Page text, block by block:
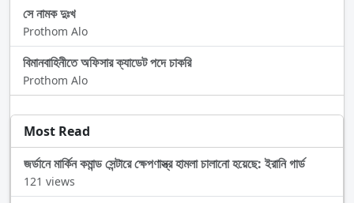
সে নামক দুঃখ
Prothom Alo
বিমানবাহিনীতে অফিসার ক্যাডেট পদে চাকরি
Prothom Alo
Most Read
জর্ডানে মার্কিন কমান্ড সেন্টারে ক্ষেপণাস্ত্র হামলা চালানো হয়েছে: ইরানি গার্ড
121 views